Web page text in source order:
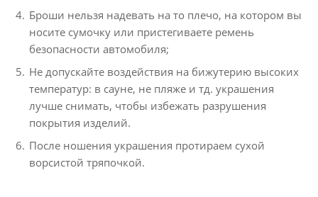
Броши нельзя надевать на то плечо, на котором вы
носите сумочку или пристегиваете ремень
безопасности автомобиля;
Не допускайте воздействия на бижутерию высоких
температур: в сауне, не пляже и тд. украшения
лучше снимать, чтобы избежать разрушения
покрытия изделий.
После ношения украшения протираем сухой
ворсистой тряпочкой.